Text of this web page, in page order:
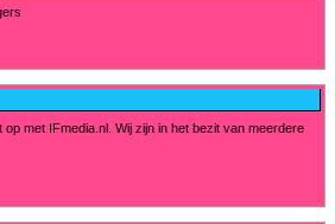
met IFmedia.nl. Wij zijn in het bezit van meerdere